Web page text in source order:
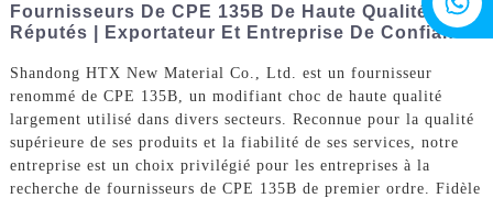
Fournisseurs De CPE 135B De Haute Qualité Et
Réputés | Exportateur Et Entreprise De Confiance
Shandong HTX New Material Co., Ltd. est un fournisseur
renommé de CPE 135B, un modifiant choc de haute qualité
largement utilisé dans divers secteurs. Reconnue pour la qualité
supérieure de ses produits et la fiabilité de ses services, notre
entreprise est un choix privilégié pour les entreprises à la
recherche de fournisseurs de CPE 135B de premier ordre. Fidèle